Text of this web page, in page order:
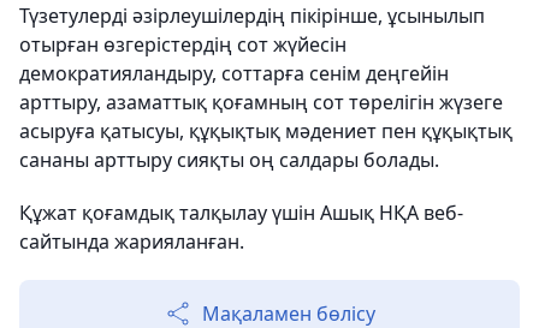
Түзетулерді әзірлеушілердің пікірінше, ұсынылып
отырған өзгерістердің сот жүйесін
демократияландыру, соттарға сенім деңгейін
арттыру, азаматтық қоғамның сот төрелігін жүзеге
асыруға қатысуы, құқықтық мәдениет пен құқықтық
сананы арттыру сияқты оң салдары болады.
Құжат қоғамдық талқылау үшін Ашық НҚА веб-
сайтында жарияланған.
Мақаламен бөлісу